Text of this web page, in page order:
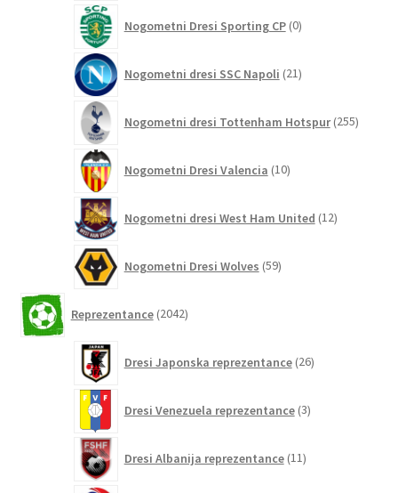
Nogometni Dresi Sporting CP 0izdelkov
Nogometni dresi SSC Napoli 21izdelkov
Nogometni dresi Tottenham Hotspur 255
Nogometni Dresi Valencia 10izdelkov
Nogometni dresi West Ham United 12izdelkov
Nogometni Dresi Wolves 59izdelkov
Reprezentance 2042izdelkov
Dresi Japonska reprezentance 26izdelkov
Dresi Venezuela reprezentance 3izdelki
Dresi Albanija reprezentance 11izdelkov